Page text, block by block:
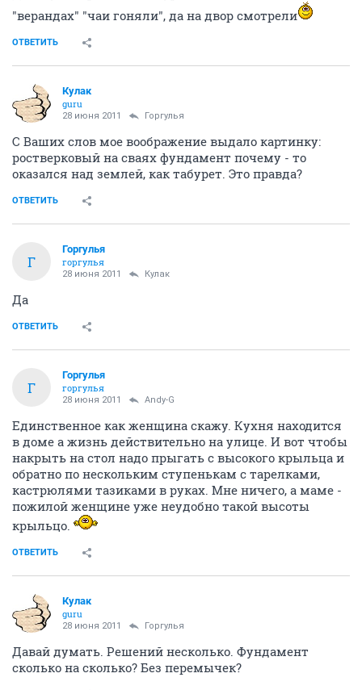
"верандах" "чаи гоняли", да на двор смотрели
ОТВЕТИТЬ
Кулак
guru
28 июня 2011 Горгулья
С Ваших слов мое воображение выдало картинку:
ростверковый на сваях фундамент почему - то
оказался над землей, как табурет. Это правда?
ОТВЕТИТЬ
Г
Горгулья
горгулья
28 июня 2011 Кулак
Да
ОТВЕТИТЬ
Г
Горгулья
горгулья
28 июня 2011 Andy-G
Единственное как женщина скажу. Кухня находится
в доме а жизнь действительно на улице. И вот чтобы
накрыть на стол надо прыгать с высокого крыльца и
обратно по нескольким ступенькам с тарелками,
кастрюлями тазиками в руках. Мне ничего, а маме -
пожилой женщине уже неудобно такой высоты
крыльцо.
ОТВЕТИТЬ
Кулак
guru
28 июня 2011 Горгулья
Давай думать. Решений несколько. Фундамент
сколько на сколько? Без перемычек?